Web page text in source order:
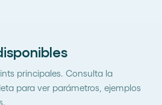
principales. Consulta la
para ver parámetros, ejemplos